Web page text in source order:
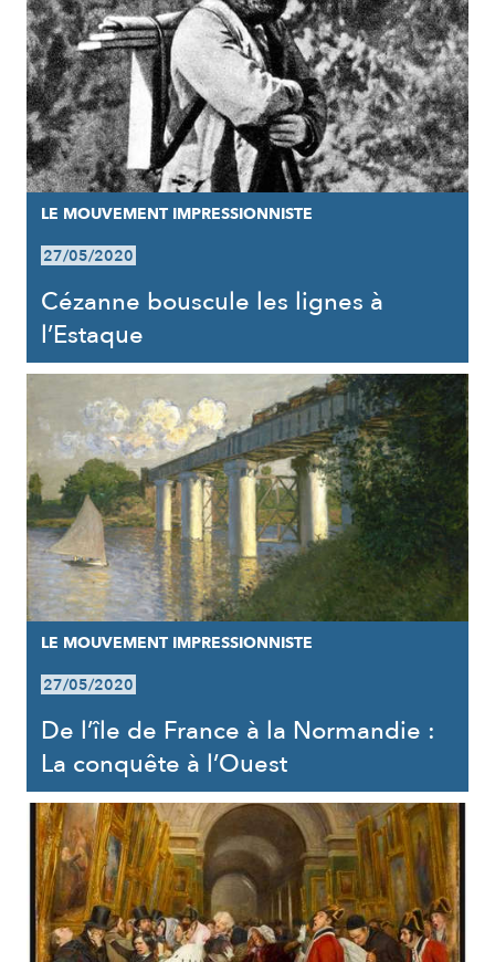
LE MOUVEMENT IMPRESSIONNISTE
27/05/2020
Cézanne bouscule les lignes à
l’Estaque
LE MOUVEMENT IMPRESSIONNISTE
27/05/2020
De l’île de France à la Normandie :
La conquête à l’Ouest